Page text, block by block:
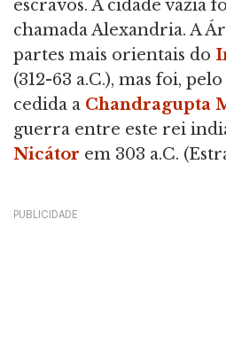
escravos. A cidade vazia
chamada Alexandria. A
partes mais orientais do
(312-63 a.C.), mas foi,
cedida a Chandragupta
guerra entre este rei
Nicátor em 303 a.C.
PUBLICIDADE